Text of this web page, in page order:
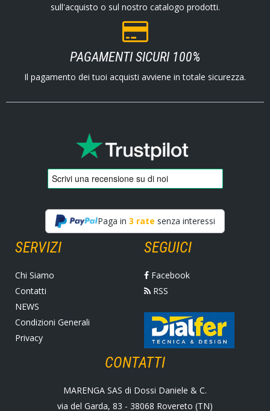
sull'acquisto o sul nostro catalogo prodotti.
PAGAMENTI SICURI 100%
Il pagamento dei tuoi acquisti avviene in totale sicurezza.
Paga in 3 rate senza interessi
SERVIZI
Chi Siamo
Contatti
NEWS
Condizioni Generali
Privacy
SEGUICI
Facebook
RSS
CONTATTI
MARENGA SAS di Dossi Daniele & C.
via del Garda, 83 - 38068 Rovereto (TN)